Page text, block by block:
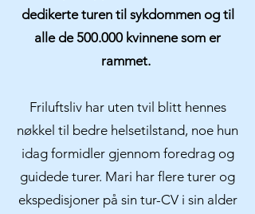
dedikerte turen til sykdommen og til
alle de 500.000 kvinnene som er
rammet.
Friluftsliv har uten tvil blitt hennes
nøkkel til bedre helsetilstand, noe hun
idag formidler gjennom foredrag og
guidede turer. Mari har flere turer og
ekspedisjoner på sin tur-CV i sin alder